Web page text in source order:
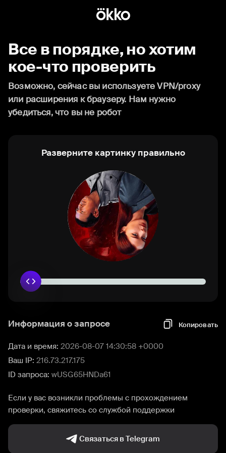
Все в порядке, но хотим
кое-что проверить
Возможно, сейчас вы используете VPN/proxy
или расширения к браузеру. Нам нужно
убедиться, что вы не робот
Разверните картинку правильно
Информация о запросе Копировать
Дата и время: 2026-08-07 14:30:58 +0000
Ваш IP: 216.73.217.175
ID запроса: wUSG65HNDa61
Если у вас возникли проблемы с прохождением
проверки, свяжитесь со службой поддержки
Связаться в Telegram